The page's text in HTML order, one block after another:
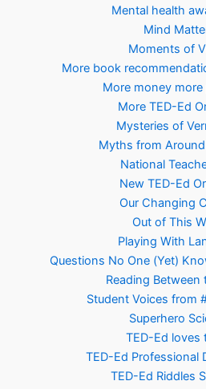
Mental health
Mind
Moments of
More book
More money
More TED-Ed
Mysteries of
Myths from
National
New TED-Ed
Our Changing
Out of This
Playing With
Questions No One (Yet)
Reading Between
Student Voices from
Superhero
TED-Ed loves
TED-Ed Professional
TED-Ed Riddles